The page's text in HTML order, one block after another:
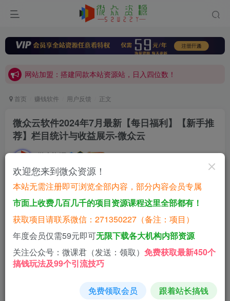
网站加盟：搭建同款本站资源站，日入四位数！
开通会员，无限下载各大机构内部资源，一站式草根创业基地，最新最强网赚教程大全，小投入，大回报！
网站加盟：搭建同款本站资源站，日入四位数！
首页 赚钱软件 用户反馈 正文
微众云软件2024年7月最新【每日福利】【新手推
荐】栏目统计与收益展示-微众云
微众资源
微众云软件2024年7月最新【每日福利】【新手推荐】栏目
统计与收益展示
注意：短期任务大部分都是需要实名制才可提现，只想做短
期任务赚钱但介意实名身份信息的咨询者请勿考虑入手软
件。
软件中的任务不只是短期任务这一个栏目，软件赚钱点还是
欢迎您来到微众资源！
本站无需注册即可浏览全部内容，部分内容会员专属
市面上收费几百几千的项目资源课程这里全部都有！
获取项目请联系微信：271350227（备注：项目）
年度会员仅需59元即可无限下载各大机构内部资源
关注公众号：微课君（发送：领取） 免费获取最新450个
搞钱玩法及99个引流技巧
免费领取会员 跟着站长搞钱